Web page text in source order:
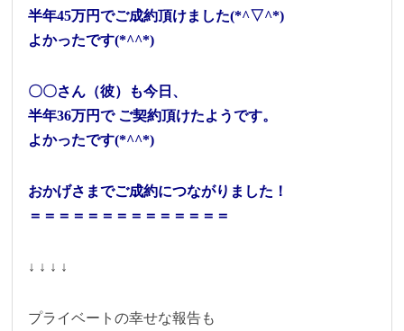
半年45万円でご成約頂けました(*^▽^*)
よかったです(*^^*)
〇〇さん（彼）も今日、
半年36万円で ご契約頂けたようです。
よかったです(*^^*)
おかげさまでご成約につながりました！
＝＝＝＝＝＝＝＝＝＝＝＝＝＝
↓ ↓ ↓ ↓
プライベートの幸せな報告も